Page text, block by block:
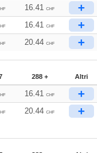
16.41CHF +
16.41CHF +
20.44CHF +
288 + Altri
16.41CHF +
20.44CHF +